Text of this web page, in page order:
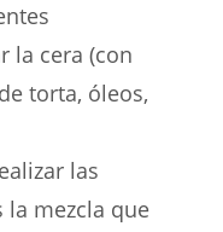
la cera (con
torta, óleos,
las
la mezcla que